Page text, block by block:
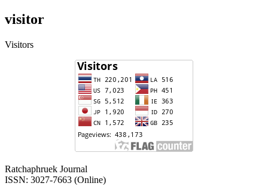
visitor
Visitors
Ratchaphruek Journal
ISSN: 3027-7663 (Online)